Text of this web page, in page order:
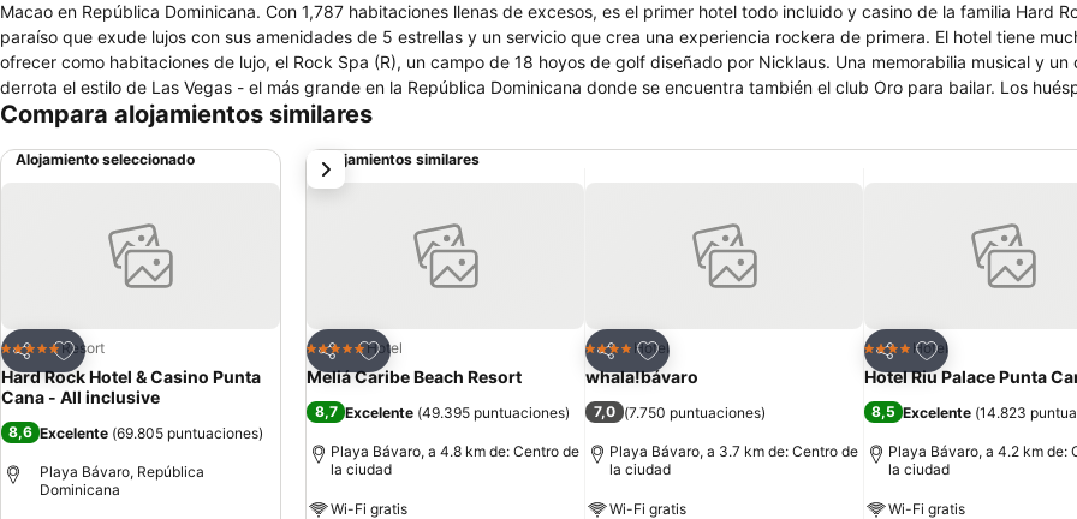
Macao en República Dominicana. Con 1,787 habitaciones llenas de excesos, es el primer hotel todo incluido y casino de la familia Hard
paraíso que exude lujos con sus amenidades de 5 estrellas y un servicio que crea una experiencia rockera de primera. El hotel tiene
ofrecer como habitaciones de lujo, el Rock Spa (R), un campo de 18 hoyos de golf diseñado por Nicklaus. Una memorabilia musical y un
derrota el estilo de Las Vegas - el más grande en la República Dominicana donde se encuentra también el club Oro para bailar. Los
disfrutan de 15 albercas, 4 bares en el agua, una alberca de niños y un río para nadar. Variedades de opciones para comer en los 9
Compara alojamientos similares
Alojamiento seleccionado
Compartir
Agregar a favoritos
5 EstrellasResort
Hard Rock Hotel & Casino Punta
Cana - All inclusive
8,6 Excelente (69.805 puntuaciones)
Playa Bávaro, República
Dominicana
Alojamientos similares
Compartir
Agregar a favoritos
5 EstrellasHotel
Meliá Caribe Beach Resort
8,7 Excelente (49.395 puntuaciones)
Playa Bávaro, a 4.8 km de: Centro de
la ciudad
Wi-Fi gratis
Compartir
Agregar a favoritos
4 EstrellasHotel
whala!bávaro
7,0 (7.750 puntuaciones)
Playa Bávaro, a 3.7 km de: Centro de
la ciudad
Wi-Fi gratis
Compartir
Agregar a
4 EstrellasHotel
Hotel Riu Palace Punta
8,5 Excelente (14.823
Playa Bávaro, a 4.2 km de:
la ciudad
Wi-Fi gratis
siguiente